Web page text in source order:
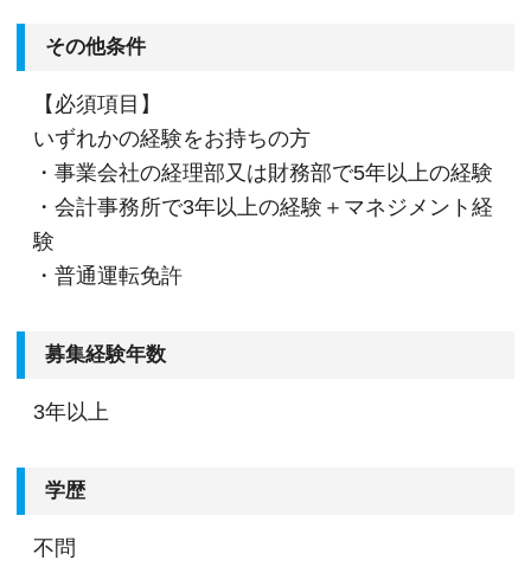
その他条件
【必須項目】
いずれかの経験をお持ちの方
・事業会社の経理部又は財務部で5年以上の経験
・会計事務所で3年以上の経験＋マネジメント経
験
・普通運転免許
募集経験年数
3年以上
学歴
不問